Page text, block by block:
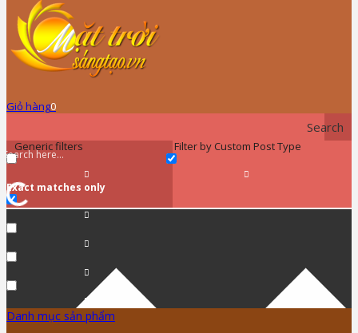
Giỏ hàng0
Search
Generic filters
Exact matches only
Filter by Custom Post Type
Danh mục sản phẩm